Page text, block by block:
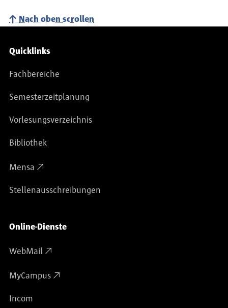
Nach oben scrollen
Service-Navigation
Quicklinks
Fachbereiche
Semesterzeitplanung
Vorlesungsverzeichnis
Bibliothek
Mensa
Stellenausschreibungen
Online-Dienste
WebMail
MyCampus
Incom